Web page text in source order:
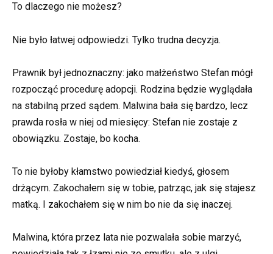
To dlaczego nie możesz?
Nie było łatwej odpowiedzi. Tylko trudna decyzja.
Prawnik był jednoznaczny: jako małżeństwo Stefan mógł
rozpocząć procedurę adopcji. Rodzina będzie wyglądała
na stabilną przed sądem. Malwina bała się bardzo, lecz
prawda rosła w niej od miesięcy: Stefan nie zostaje z
obowiązku. Zostaje, bo kocha.
To nie byłoby kłamstwo powiedział kiedyś, głosem
drżącym. Zakochałem się w tobie, patrząc, jak się stajesz
matką. I zakochałem się w nim bo nie da się inaczej.
Malwina, która przez lata nie pozwalała sobie marzyć,